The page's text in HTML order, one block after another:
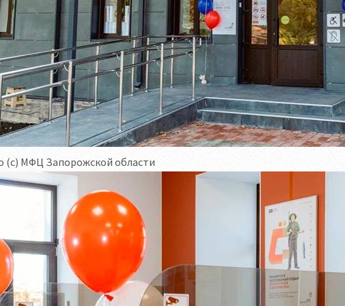
(с) МФЦ Запорожской области